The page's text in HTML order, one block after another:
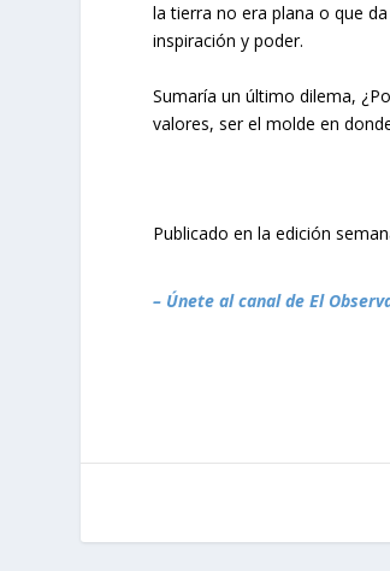
la tierra no era plana o que
inspiración y poder.
Sumaría un último dilema,
valores, ser el molde en
Publicado en la edición
– Únete al canal de El